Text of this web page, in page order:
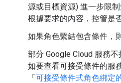
源或目標資源) 進一步限
根據要求的內容，控管是
如果角色繫結包含條件，
部分 Google Cloud 服務不
如要查看可接受條件的服
「可接受條件式角色綁定